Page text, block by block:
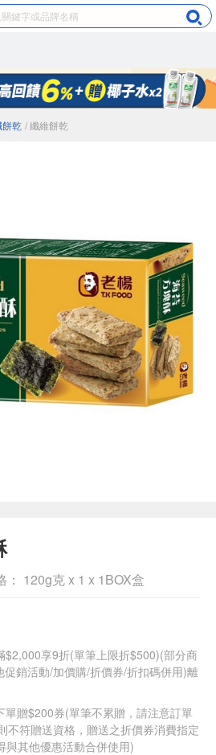
餅乾 / 纖維餅乾
120g克 x 1 x 1BOX盒
$2,000享9折(單筆上限折$500)(部分商
銷活動/加價購/折價券/折扣碼併用)離
單贈$200券(單筆不累贈，請注意訂單
不符贈送資格，贈送之折價券消費指定
與其他優惠活動合併使用)